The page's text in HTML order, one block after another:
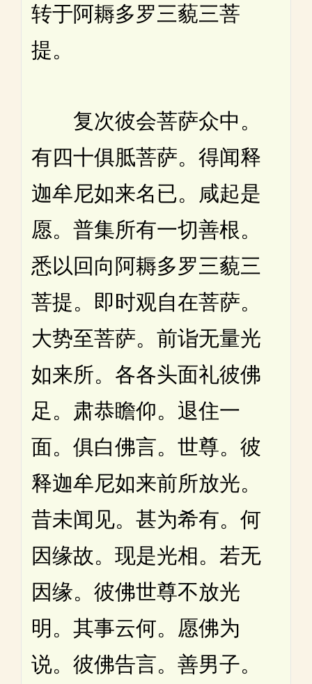
转于阿耨多罗三藐三菩
提。
复次彼会菩萨众中。
有四十俱胝菩萨。得闻释
迦牟尼如来名已。咸起是
愿。普集所有一切善根。
悉以回向阿耨多罗三藐三
菩提。即时观自在菩萨。
大势至菩萨。前诣无量光
如来所。各各头面礼彼佛
足。肃恭瞻仰。退住一
面。俱白佛言。世尊。彼
释迦牟尼如来前所放光。
昔未闻见。甚为希有。何
因缘故。现是光相。若无
因缘。彼佛世尊不放光
明。其事云何。愿佛为
说。彼佛告言。善男子。